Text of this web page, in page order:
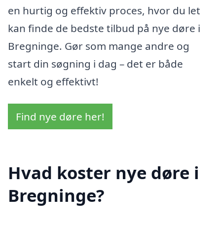
en hurtig og effektiv proces, hvor du let
kan finde de bedste tilbud på nye døre i
Bregninge. Gør som mange andre og
start din søgning i dag – det er både
enkelt og effektivt!
Find nye døre her!
Hvad koster nye døre i
Bregninge?